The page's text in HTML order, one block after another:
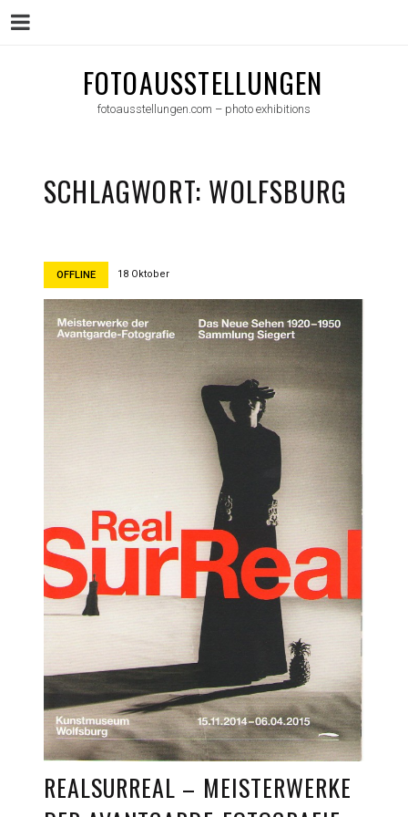
FOTOAUSSTELLUNGEN
fotoausstellungen.com – photo exhibitions
SCHLAGWORT: WOLFSBURG
OFFLINE 18 Oktober
REALSURREAL – MEISTERWERKE
Menu